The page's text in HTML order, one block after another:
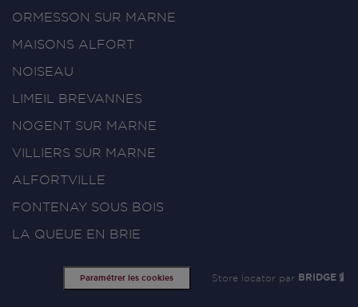
ORMESSON SUR MARNE
MAISONS ALFORT
NOISEAU
LIMEIL BREVANNES
NOGENT SUR MARNE
VILLIERS SUR MARNE
ALFORTVILLE
FONTENAY SOUS BOIS
LA QUEUE EN BRIE
Paramétrer les cookies Store locator par BRIDGE